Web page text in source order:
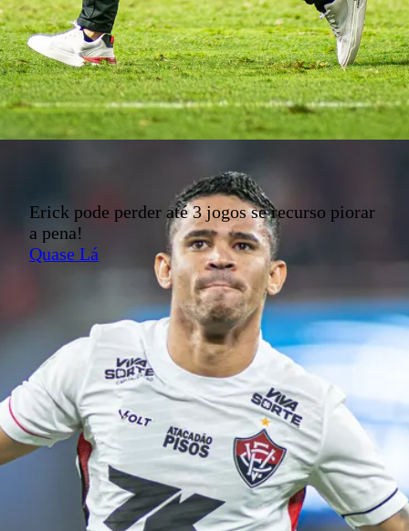
Erick pode perder até 3 jogos se recurso piorar
a pena!
Quase Lá